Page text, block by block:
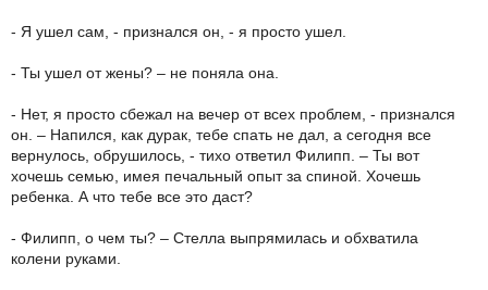
- Я ушел сам, - признался он, - я просто ушел.
- Ты ушел от жены? – не поняла она.
- Нет, я просто сбежал на вечер от всех проблем, - признался
он. – Напился, как дурак, тебе спать не дал, а сегодня все
вернулось, обрушилось, - тихо ответил Филипп. – Ты вот
хочешь семью, имея печальный опыт за спиной. Хочешь
ребенка. А что тебе все это даст?
- Филипп, о чем ты? – Стелла выпрямилась и обхватила
колени руками.